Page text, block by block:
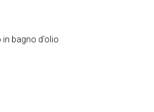
bagno d’olio